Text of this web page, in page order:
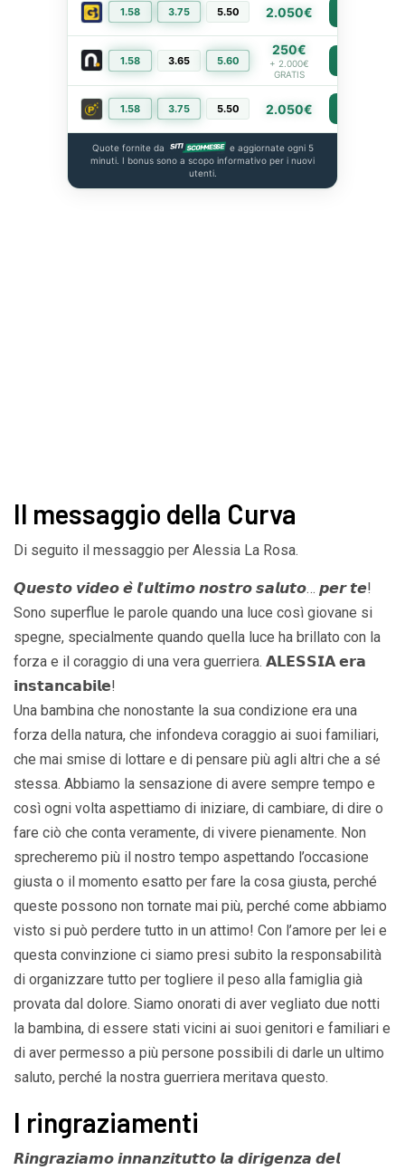
1.58 3.75 5.50 2.050€
1.58 3.65 5.60
250€
+ 2.000€
GRATIS
1.58 3.75 5.50 2.050€
Quote fornite da
e aggiornate ogni 5
minuti. I bonus sono a scopo informativo per i nuovi
utenti.
Il messaggio della Curva
Di seguito il messaggio per Alessia La Rosa.
𝙌𝙪𝙚𝙨𝙩𝙤 𝙫𝙞𝙙𝙚𝙤 𝙚̀ 𝙡’𝙪𝙡𝙩𝙞𝙢𝙤 𝙣𝙤𝙨𝙩𝙧𝙤 𝙨𝙖𝙡𝙪𝙩𝙤… 𝙥𝙚𝙧 𝙩𝙚!
Sono superflue le parole quando una luce così giovane si
spegne, specialmente quando quella luce ha brillato con la
forza e il coraggio di una vera guerriera. 𝗔𝗟𝗘𝗦𝗦𝗜𝗔 𝗲𝗿𝗮
𝗶𝗻𝘀𝘁𝗮𝗻𝗰𝗮𝗯𝗶𝗹𝗲!
Una bambina che nonostante la sua condizione era una
forza della natura, che infondeva coraggio ai suoi familiari,
che mai smise di lottare e di pensare più agli altri che a sé
stessa. Abbiamo la sensazione di avere sempre tempo e
così ogni volta aspettiamo di iniziare, di cambiare, di dire o
fare ciò che conta veramente, di vivere pienamente. Non
sprecheremo più il nostro tempo aspettando l’occasione
giusta o il momento esatto per fare la cosa giusta, perché
queste possono non tornate mai più, perché come abbiamo
visto si può perdere tutto in un attimo! Con l’amore per lei e
questa convinzione ci siamo presi subito la responsabilità
di organizzare tutto per togliere il peso alla famiglia già
provata dal dolore. Siamo onorati di aver vegliato due notti
la bambina, di essere stati vicini ai suoi genitori e familiari e
di aver permesso a più persone possibili di darle un ultimo
saluto, perché la nostra guerriera meritava questo.
I ringraziamenti
𝙍𝙞𝙣𝙜𝙧𝙖𝙯𝙞𝙖𝙢𝙤 𝙞𝙣𝙣𝙖𝙣𝙯𝙞𝙩𝙪𝙩𝙩𝙤 𝙡𝙖 𝙙𝙞𝙧𝙞𝙜𝙚𝙣𝙯𝙖 𝙙𝙚𝙡